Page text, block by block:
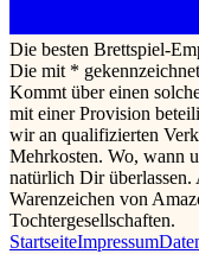
Die besten Brettspiel-
Die mit *
Kommt über einen
mit einer Provision
wir an qualifizierten
Mehrkosten. Wo, wann
natürlich Dir
Warenzeichen von
Tochtergesellschaften.
StartseiteImpressum